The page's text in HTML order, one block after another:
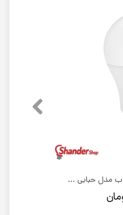
لامپ 9 وات ال ای دی افراتاب مدل حبابی E27